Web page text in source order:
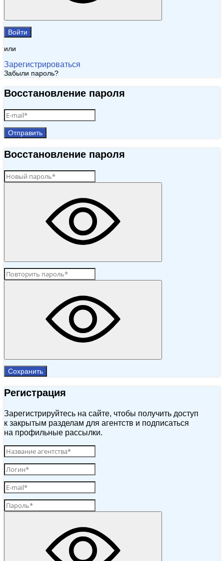
Войти
или
Зарегистрироваться
Забыли пароль?
Восстановление пароля
Отправить
Восстановление пароля
Сохранить
Регистрация
Зарегистрируйтесь на сайте, чтобы получить доступ
к закрытым разделам для агентств и подписаться
на профильные рассылки.